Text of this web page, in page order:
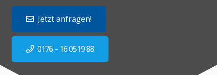
Jetzt anfragen!
0176 – 16 0519 88